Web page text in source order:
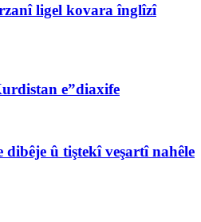
ligel kovara înglîzî
e”diaxife
û tiştekî veşartî nahêle